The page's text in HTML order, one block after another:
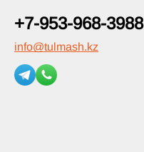
+7-953-968-3988
info@tulmash.kz